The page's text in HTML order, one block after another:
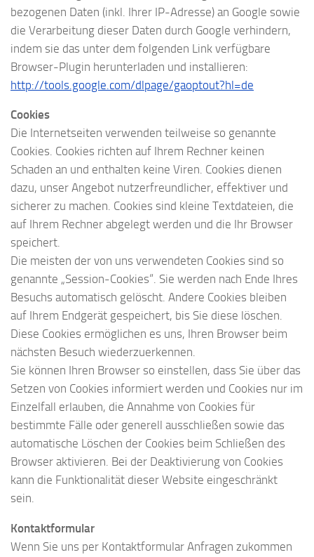
bezogenen Daten (inkl. Ihrer IP-Adresse) an Google sowie
die Verarbeitung dieser Daten durch Google verhindern,
indem sie das unter dem folgenden Link verfügbare
Browser-Plugin herunterladen und installieren:
http://tools.google.com/dlpage/gaoptout?hl=de
Cookies
Die Internetseiten verwenden teilweise so genannte
Cookies. Cookies richten auf Ihrem Rechner keinen
Schaden an und enthalten keine Viren. Cookies dienen
dazu, unser Angebot nutzerfreundlicher, effektiver und
sicherer zu machen. Cookies sind kleine Textdateien, die
auf Ihrem Rechner abgelegt werden und die Ihr Browser
speichert.
Die meisten der von uns verwendeten Cookies sind so
genannte „Session-Cookies“. Sie werden nach Ende Ihres
Besuchs automatisch gelöscht. Andere Cookies bleiben
auf Ihrem Endgerät gespeichert, bis Sie diese löschen.
Diese Cookies ermöglichen es uns, Ihren Browser beim
nächsten Besuch wiederzuerkennen.
Sie können Ihren Browser so einstellen, dass Sie über das
Setzen von Cookies informiert werden und Cookies nur im
Einzelfall erlauben, die Annahme von Cookies für
bestimmte Fälle oder generell ausschließen sowie das
automatische Löschen der Cookies beim Schließen des
Browser aktivieren. Bei der Deaktivierung von Cookies
kann die Funktionalität dieser Website eingeschränkt
sein.
Kontaktformular
Wenn Sie uns per Kontaktformular Anfragen zukommen